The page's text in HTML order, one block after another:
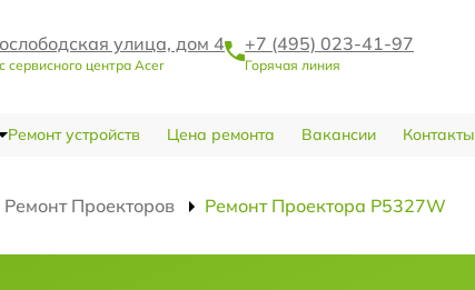
улица, дом 4
сервисного центра Acer
+7 (495) 023-41-97
Горячая линия
Ремонт устройств Цена ремонта Вакансии Контакты
Ремонт Проекторов Ремонт Проектора P5327W